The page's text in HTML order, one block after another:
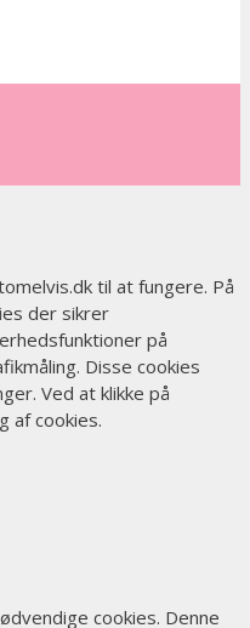
til at fungere. På
der sikrer
på
Disse cookies
Ved at klikke på
af cookies.
cookies. Denne